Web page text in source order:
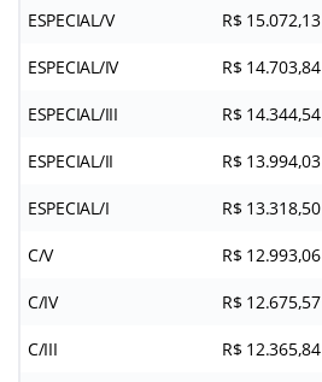
ESPECIAL/V R$ 15.072,13
ESPECIAL/IV R$ 14.703,84
ESPECIAL/III R$ 14.344,54
ESPECIAL/II R$ 13.994,03
ESPECIAL/I R$ 13.318,50
C/V R$ 12.993,06
C/IV R$ 12.675,57
C/III R$ 12.365,84